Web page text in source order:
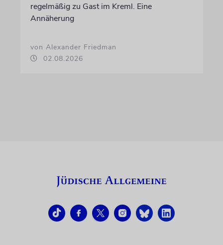
regelmäßig zu Gast im Kreml. Eine
Annäherung
von Alexander Friedman
02.08.2026